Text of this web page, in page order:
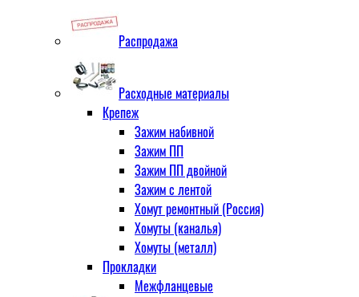
Распродажа
Расходные материалы
Крепеж
Зажим набивной
Зажим ПП
Зажим ПП двойной
Зажим с лентой
Хомут ремонтный (Россия)
Хомуты (каналья)
Хомуты (металл)
Прокладки
Межфланцевые